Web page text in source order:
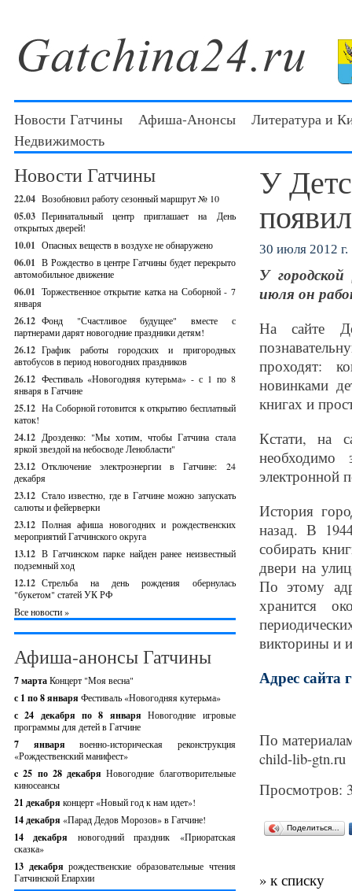
Новости Гатчины Афиша-Анонсы
Литература и
Недвижимость
Новости Гатчины
22.04 Возобновил работу сезонный маршрут № 10
05.03 Перинатальный центр приглашает на День
открытых дверей!
10.01 Опасных веществ в воздухе не обнаружено
06.01 В Рождество в центре Гатчины будет перекрыто
автомобильное движение
06.01 Торжественное открытие катка на Соборной - 7
января
26.12 Фонд "Счастливое будущее" вместе с
партнерами дарят новогодние праздники детям!
26.12 График работы городских и пригородных
автобусов в период новогодних праздников
26.12 Фестиваль «Новогодняя кутерьма» - с 1 по 8
января в Гатчине
25.12 На Соборной готовится к открытию бесплатный
каток!
24.12 Дрозденко: "Мы хотим, чтобы Гатчина стала
яркой звездой на небосводе Ленобласти"
23.12 Отключение электроэнергии в Гатчине: 24
декабря
23.12 Стало известно, где в Гатчине можно запускать
салюты и фейерверки
23.12 Полная афиша новогодних и рождественских
мероприятий Гатчинского округа
13.12 В Гатчинском парке найден ранее неизвестный
подземный ход
12.12 Стрельба на день рождения обернулась
"букетом" статей УК РФ
Все новости »
Афиша-анонсы Гатчины
7 мартаКонцерт "Моя весна"
с 1 по 8 января Фестиваль «Новогодняя кутерьма»
с 24 декабря по 8 январяНовогодние игровые
программы для детей в Гатчине
7 январявоенно-историческая реконструкция
«Рождественский манифест»
c 25 по 28 декабряНовогодние благотворительные
киносеансы
21 декабря концерт «Новый год к нам идет»!
14 декабря «Парад Дедов Морозов» в Гатчине!
14 декабря новогодний праздник «Приоратская
сказка»
13 декабрярождественские образовательные чтения
Гатчинской Епархии
У
30 июля 2012 г.
У
июля он
На сайте
проходят:
новинками
книгах и
Кстати, на
необходимо
электронной
История
назад. В
собирать
двери на
По этому
хранится
викторины и
Адрес сайта
По
child-lib-gtn.ru
Просмотров:
Поделиться…
» к списку